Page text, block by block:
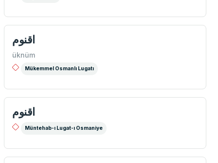
اقنوم
üknüm
Mükemmel Osmanlı Lugatı
اقنوم
Müntehab-ı Lugat-ı Osmaniye